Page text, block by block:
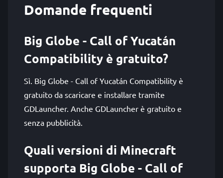
Domande frequenti
Big Globe - Call of Yucatán
Compatibility è gratuito?
Sì. Big Globe - Call of Yucatán Compatibility è
gratuito da scaricare e installare tramite
GDLauncher. Anche GDLauncher è gratuito e
senza pubblicità.
Quali versioni di Minecraft
supporta Big Globe - Call of